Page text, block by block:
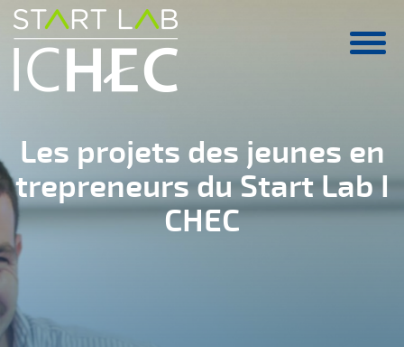
Aller au contenu principal
Les projets des jeunes en
trepreneurs du Start Lab I
CHEC